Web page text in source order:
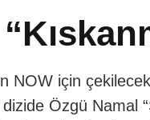
NOW için
dizide Özgü Namal